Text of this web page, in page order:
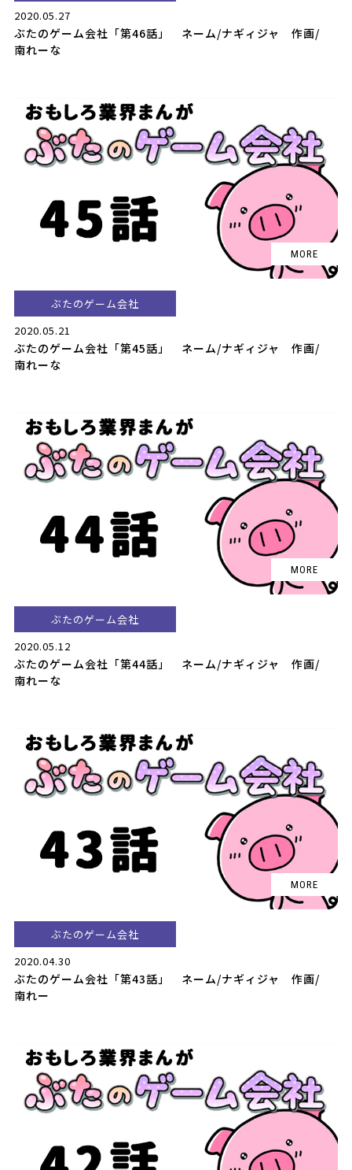
2020.05.27
ぶたのゲーム会社「第46話」 ネーム/ナギィジャ 作画/
南れーな
ぶたのゲーム会社
2020.05.21
ぶたのゲーム会社「第45話」 ネーム/ナギィジャ 作画/
南れーな
ぶたのゲーム会社
2020.05.12
ぶたのゲーム会社「第44話」 ネーム/ナギィジャ 作画/
南れーな
ぶたのゲーム会社
2020.04.30
ぶたのゲーム会社「第43話」 ネーム/ナギィジャ 作画/
南れー